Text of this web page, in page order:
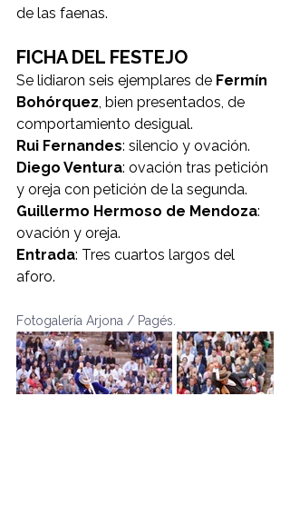
de las faenas.
FICHA DEL FESTEJO
Se lidiaron seis ejemplares de Fermín
Bohórquez, bien presentados, de
comportamiento desigual.
Rui Fernandes: silencio y ovación.
Diego Ventura: ovación tras petición
y oreja con petición de la segunda.
Guillermo Hermoso de Mendoza:
ovación y oreja.
Entrada: Tres cuartos largos del
aforo.
Fotogalería Arjona / Pagés.